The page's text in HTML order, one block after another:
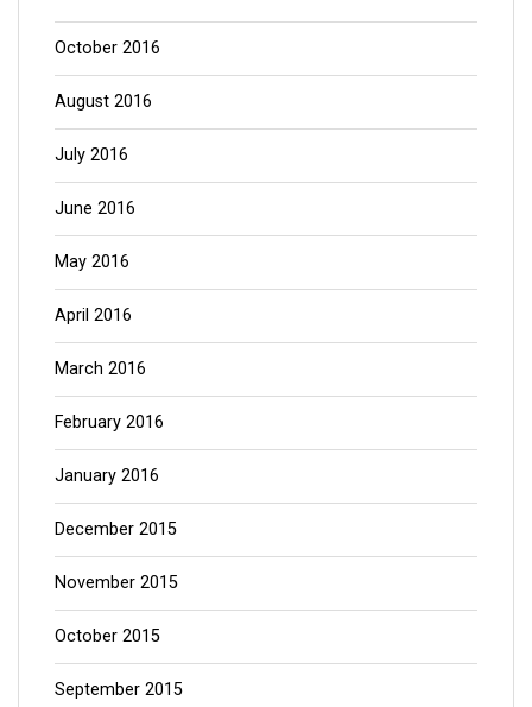
October 2016
August 2016
July 2016
June 2016
May 2016
April 2016
March 2016
February 2016
January 2016
December 2015
November 2015
October 2015
September 2015